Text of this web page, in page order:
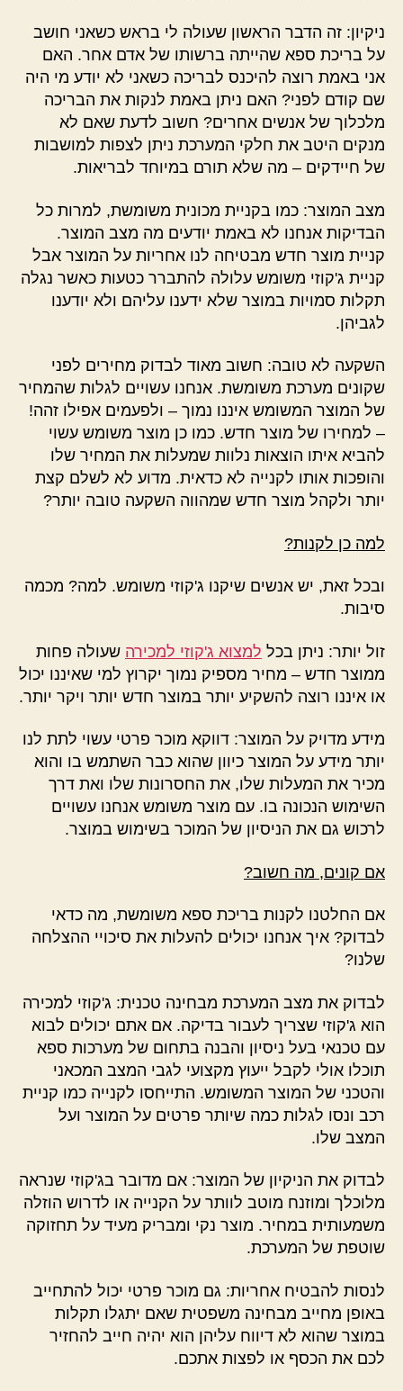
ניקיון: זה הדבר הראשון שעולה לי בראש כשאני חושב
על בריכת ספא שהייתה ברשותו של אדם אחר. האם
אני באמת רוצה להיכנס לבריכה כשאני לא יודע מי היה
שם קודם לפני? האם ניתן באמת לנקות את הבריכה
מלכלוך של אנשים אחרים? חשוב לדעת שאם לא
מנקים היטב את חלקי המערכת ניתן לצפות למושבות
של חיידקים – מה שלא תורם במיוחד לבריאות.
מצב המוצר: כמו בקניית מכונית משומשת, למרות כל
הבדיקות אנחנו לא באמת יודעים מה מצב המוצר.
קניית מוצר חדש מבטיחה לנו אחריות על המוצר אבל
קניית ג'קוזי משומש עלולה להתברר כטעות כאשר נגלה
תקלות סמויות במוצר שלא ידענו עליהם ולא יודענו
לגביהן.
השקעה לא טובה: חשוב מאוד לבדוק מחירים לפני
שקונים מערכת משומשת. אנחנו עשויים לגלות שהמחיר
של המוצר המשומש איננו נמוך – ולפעמים אפילו זהה!
– למחירו של מוצר חדש. כמו כן מוצר משומש עשוי
להביא איתו הוצאות נלוות שמעלות את המחיר שלו
והופכות אותו לקנייה לא כדאית. מדוע לא לשלם קצת
יותר ולקהל מוצר חדש שמהווה השקעה טובה יותר?
למה כן לקנות?
ובכל זאת, יש אנשים שיקנו ג'קוזי משומש. למה? מכמה
סיבות.
זול יותר: ניתן בכל למצוא ג'קוזי למכירה שעולה פחות
ממוצר חדש – מחיר מספיק נמוך יקרוץ למי שאיננו יכול
או איננו רוצה להשקיע יותר במוצר חדש יותר ויקר יותר.
מידע מדויק על המוצר: דווקא מוכר פרטי עשוי לתת לנו
יותר מידע על המוצר כיוון שהוא כבר השתמש בו והוא
מכיר את המעלות שלו, את החסרונות שלו ואת דרך
השימוש הנכונה בו. עם מוצר משומש אנחנו עשויים
לרכוש גם את הניסיון של המוכר בשימוש במוצר.
אם קונים, מה חשוב?
אם החלטנו לקנות בריכת ספא משומשת, מה כדאי
לבדוק? איך אנחנו יכולים להעלות את סיכויי ההצלחה
שלנו?
לבדוק את מצב המערכת מבחינה טכנית: ג'קוזי למכירה
הוא ג'קוזי שצריך לעבור בדיקה. אם אתם יכולים לבוא
עם טכנאי בעל ניסיון והבנה בתחום של מערכות ספא
תוכלו אולי לקבל ייעוץ מקצועי לגבי המצב המכאני
והטכני של המוצר המשומש. התייחסו לקנייה כמו קניית
רכב ונסו לגלות כמה שיותר פרטים על המוצר ועל
המצב שלו.
לבדוק את הניקיון של המוצר: אם מדובר בג'קוזי שנראה
מלוכלך ומוזנח מוטב לוותר על הקנייה או לדרוש הוזלה
משמעותית במחיר. מוצר נקי ומבריק מעיד על תחזוקה
שוטפת של המערכת.
לנסות להבטיח אחריות: גם מוכר פרטי יכול להתחייב
באופן מחייב מבחינה משפטית שאם יתגלו תקלות
במוצר שהוא לא דיווח עליהן הוא יהיה חייב להחזיר
לכם את הכסף או לפצות אתכם.